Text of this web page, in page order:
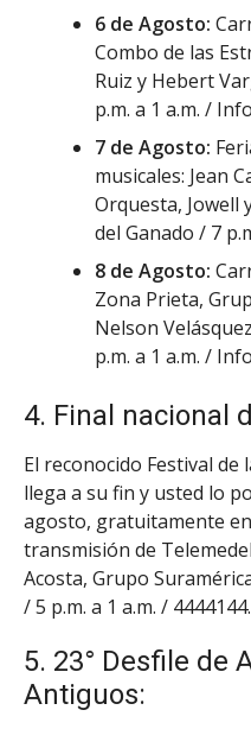
6 de Agosto:
Combo de las
Ruiz y Hebert
p.m. a 1 a.m. /
7 de Agosto:
musicales: Jean
Orquesta, Jowell
del Ganado / 7
8 de Agosto:
Zona Prieta,
Nelson
p.m. a 1 a.m. /
4. Final nacional
El reconocido Festival
llega a su fin y usted lo
agosto, gratuitamente
transmisión de
Acosta, Grupo
/ 5 p.m. a 1 a.m. / 4444144.
5. 23° Desfile de
Antiguos: